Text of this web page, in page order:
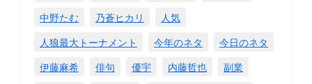
中野たむ
乃蒼ヒカリ
人気
人狼最大トーナメント
今年のネタ
今日のネタ
伊藤麻希
俳句 優宇 内藤哲也
副業